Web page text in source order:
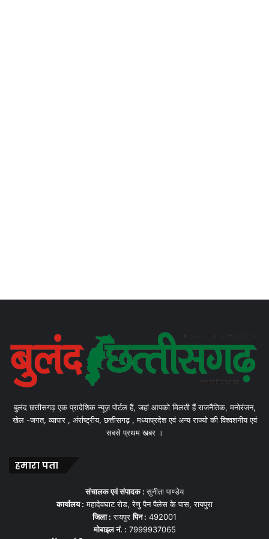
बुलंद छत्तीसगढ़ एक प्रादेशिक न्यूज़ पोर्टल हैं, जहां आपको मिलती हैं राजनैतिक, मनोरंजन,
खेल -जगत, व्यापार , अंर्राष्ट्रीय, छत्तीसगढ़ , मध्याप्रदेश एवं अन्य राज्यो की विश्वशनीय एवं
सबसे प्रथम खबर ।
हमारा पता
संचालक एवं संपादक :सुनीता पाण्डेय
कार्यालय : महादेवघाट रोड, रेणु पैन पैलेस के पास, रायपुरा
जिला : रायपुरपिन : 492001
मोबाइल नं. : 7999937065